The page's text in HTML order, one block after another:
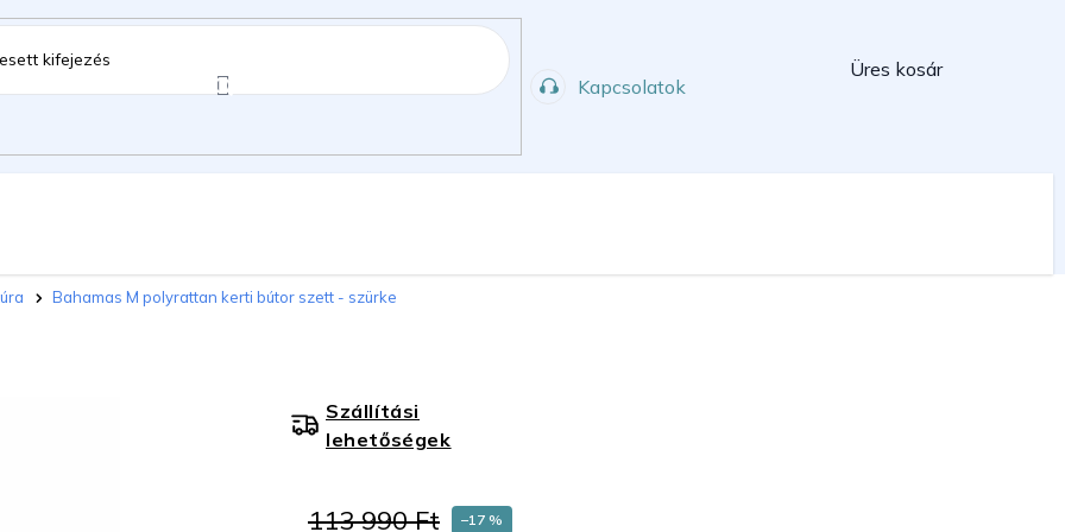
Kapcsolatok
Kosár
Üres kosár
Bahamas M polyrattan kerti bútor szett - szürke
113 990 Ft –17 %
Szállítási
lehetőségek